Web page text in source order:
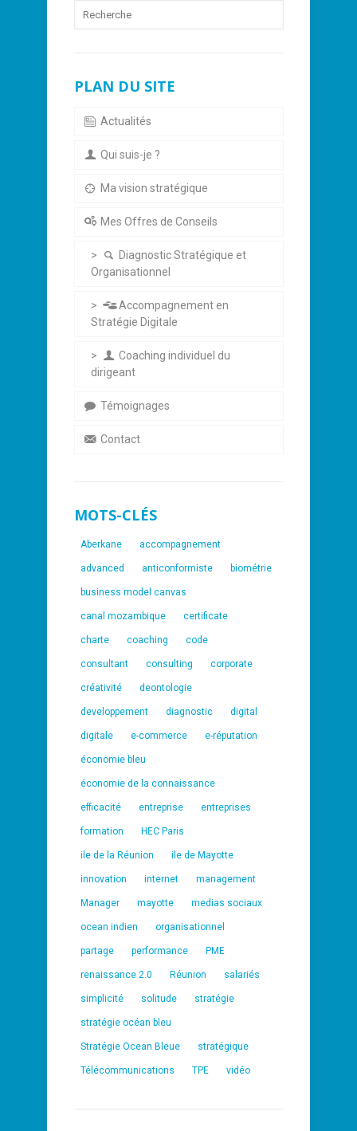
PLAN DU SITE
Actualités
Qui suis-je ?
Ma vision stratégique
Mes Offres de Conseils
Diagnostic Stratégique et
Organisationnel
Accompagnement en
Stratégie Digitale
Coaching individuel du
dirigeant
Témoignages
Contact
MOTS-CLÉS
Aberkane accompagnement
advanced anticonformiste biométrie
business model canvas
canal mozambique certificate
charte coaching code
consultant consulting corporate
créativité deontologie
developpement diagnostic digital
digitale e-commerce e-réputation
économie bleu
économie de la connaissance
efficacité entreprise entreprises
formation HEC Paris
ile de la Réunion ile de Mayotte
innovation internet management
Manager mayotte medias sociaux
ocean indien organisationnel
partage performance PME
renaissance 2.0 Réunion salariés
simplicité solitude stratégie
stratégie océan bleu
Stratégie Ocean Bleue stratégique
Télécommunications TPE vidéo